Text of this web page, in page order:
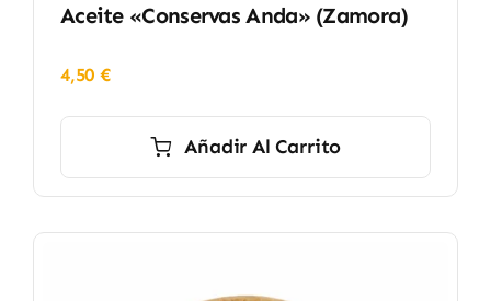
Aceite «Conservas Anda» (Zamora)
4,50€
Añadir Al Carrito